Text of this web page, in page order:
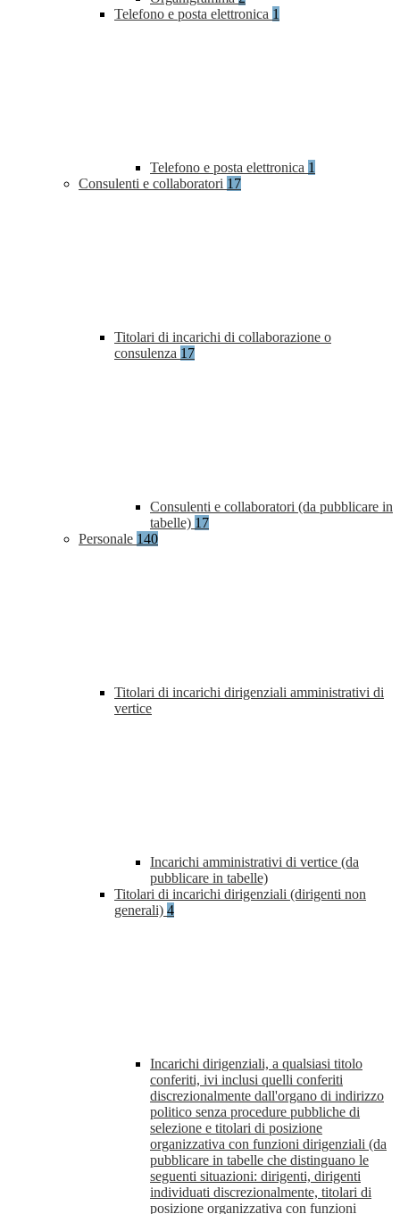
Telefono e posta elettronica 1
Telefono e posta elettronica 1
Consulenti e collaboratori 17
Titolari di incarichi di collaborazione o
consulenza 17
Consulenti e collaboratori (da pubblicare in
tabelle) 17
Personale 140
Titolari di incarichi dirigenziali amministrativi di
vertice
Incarichi amministrativi di vertice (da
pubblicare in tabelle)
Titolari di incarichi dirigenziali (dirigenti non
generali) 4
Incarichi dirigenziali, a qualsiasi titolo
conferiti, ivi inclusi quelli conferiti
discrezionalmente dall'organo di indirizzo
politico senza procedure pubbliche di
selezione e titolari di posizione
organizzativa con funzioni dirigenziali (da
pubblicare in tabelle che distinguano le
seguenti situazioni: dirigenti, dirigenti
individuati discrezionalmente, titolari di
posizione organizzativa con funzioni